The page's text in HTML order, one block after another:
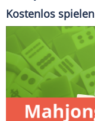
Kostenlos spielen